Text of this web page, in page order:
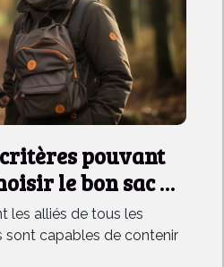
pouvant
le bon sac à
les alliés de tous les
sont capables de contenir